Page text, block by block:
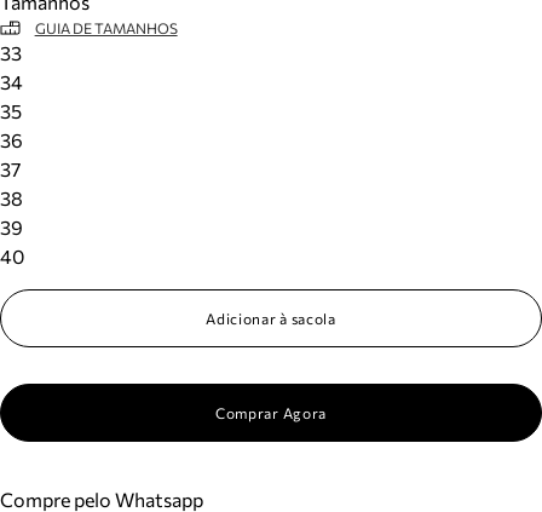
GUIA DE TAMANHOS
33
34
35
36
37
38
39
40
Adicionar à sacola
Comprar Agora
Compre pelo Whatsapp